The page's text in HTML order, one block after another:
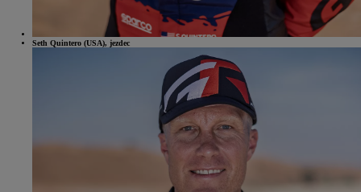
Seth Quintero (USA), jezdec